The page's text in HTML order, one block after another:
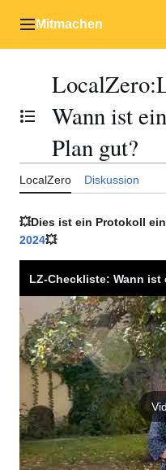
Inhalt
Hauptmenü
Mitmachen
Inhaltsverzeichnis
LocalZero:
Wann ist
Plan gut?
LocalZero Diskussion
💥Dies ist ein Protokoll
2024💥